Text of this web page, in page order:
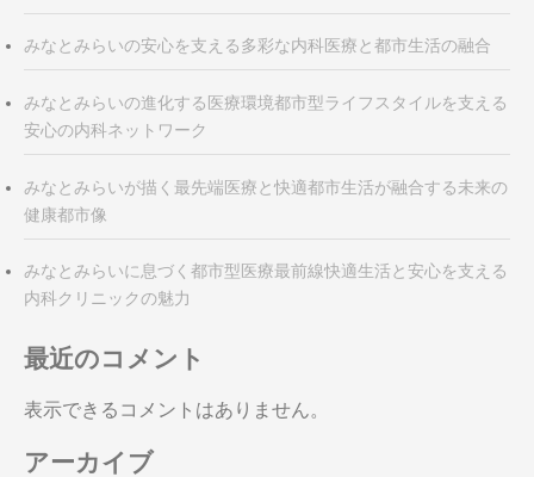
みなとみらいの安心を支える多彩な内科医療と都市生活の融合
みなとみらいの進化する医療環境都市型ライフスタイルを支える
安心の内科ネットワーク
みなとみらいが描く最先端医療と快適都市生活が融合する未来の
健康都市像
みなとみらいに息づく都市型医療最前線快適生活と安心を支える
内科クリニックの魅力
最近のコメント
表示できるコメントはありません。
アーカイブ